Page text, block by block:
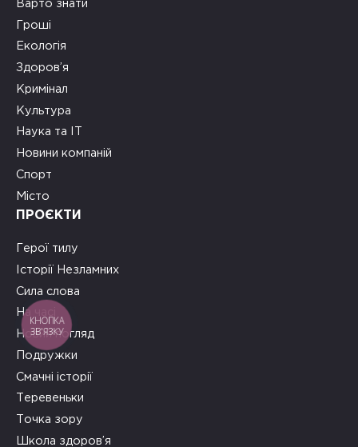
Варто знати
Гроші
Екологія
Здоров’я
Кримінал
Культура
Наука та ІТ
Новини компаній
Спорт
Місто
ПРОЄКТИ
Герої тилу
Історії Незламних
Сила слова
На часі
Новий погляд
Подружки
Смачні історії
Теревеньки
Точка зору
Школа здоров’я
КНОПКА
ЗВ'ЯЗКУ